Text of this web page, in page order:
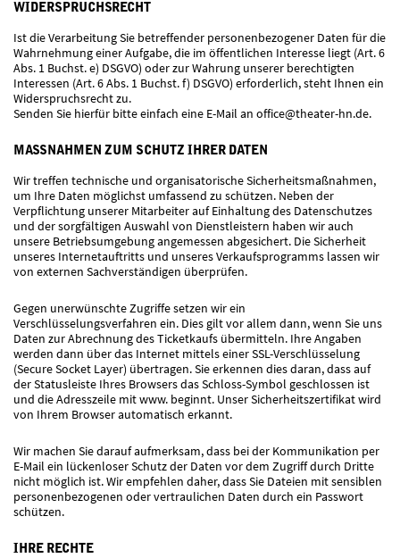
WIDERSPRUCHSRECHT
Ist die Verarbeitung Sie betreffender personenbezogener Daten für die
Wahrnehmung einer Aufgabe, die im öffentlichen Interesse liegt (Art. 6
Abs. 1 Buchst. e) DSGVO) oder zur Wahrung unserer berechtigten
Interessen (Art. 6 Abs. 1 Buchst. f) DSGVO) erforderlich, steht Ihnen ein
Widerspruchsrecht zu.
Senden Sie hierfür bitte einfach eine E-Mail an office@theater-hn.de.
MASSNAHMEN ZUM SCHUTZ IHRER DATEN
Wir treffen technische und organisatorische Sicherheitsmaßnahmen,
um Ihre Daten möglichst umfassend zu schützen. Neben der
Verpflichtung unserer Mitarbeiter auf Einhaltung des Datenschutzes
und der sorgfältigen Auswahl von Dienstleistern haben wir auch
unsere Betriebsumgebung angemessen abgesichert. Die Sicherheit
unseres Internetauftritts und unseres Verkaufsprogramms lassen wir
von externen Sachverständigen überprüfen.
Gegen unerwünschte Zugriffe setzen wir ein
Verschlüsselungsverfahren ein. Dies gilt vor allem dann, wenn Sie uns
Daten zur Abrechnung des Ticketkaufs übermitteln. Ihre Angaben
werden dann über das Internet mittels einer SSL-Verschlüsselung
(Secure Socket Layer) übertragen. Sie erkennen dies daran, dass auf
der Statusleiste Ihres Browsers das Schloss-Symbol geschlossen ist
und die Adresszeile mit www. beginnt. Unser Sicherheitszertifikat wird
von Ihrem Browser automatisch erkannt.
Wir machen Sie darauf aufmerksam, dass bei der Kommunikation per
E-Mail ein lückenloser Schutz der Daten vor dem Zugriff durch Dritte
nicht möglich ist. Wir empfehlen daher, dass Sie Dateien mit sensiblen
personenbezogenen oder vertraulichen Daten durch ein Passwort
schützen.
IHRE RECHTE